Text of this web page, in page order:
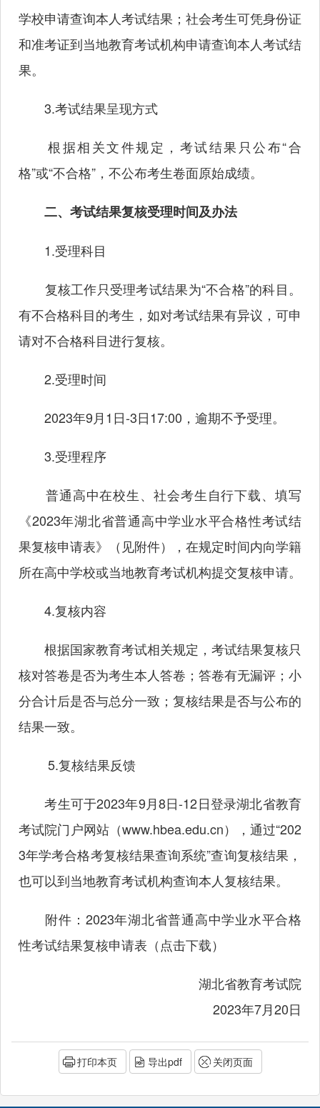
学校申请查询本人考试结果；社会考生可凭身份证
和准考证到当地教育考试机构申请查询本人考试结
果。
3.考试结果呈现方式
根据相关文件规定，考试结果只公布“合
格”或“不合格”，不公布考生卷面原始成绩。
二、考试结果复核受理时间及办法
1.受理科目
复核工作只受理考试结果为“不合格”的科目。
有不合格科目的考生，如对考试结果有异议，可申
请对不合格科目进行复核。
2.受理时间
2023年9月1日-3日17:00，逾期不予受理。
3.受理程序
普通高中在校生、社会考生自行下载、填写
《2023年湖北省普通高中学业水平合格性考试结
果复核申请表》（见附件），在规定时间内向学籍
所在高中学校或当地教育考试机构提交复核申请。
4.复核内容
根据国家教育考试相关规定，考试结果复核只
核对答卷是否为考生本人答卷；答卷有无漏评；小
分合计后是否与总分一致；复核结果是否与公布的
结果一致。
5.复核结果反馈
考生可于2023年9月8日-12日登录湖北省教育
考试院门户网站（www.hbea.edu.cn），通过“202
3年学考合格考复核结果查询系统”查询复核结果，
也可以到当地教育考试机构查询本人复核结果。
附件：2023年湖北省普通高中学业水平合格
性考试结果复核申请表 （点击下载）
湖北省教育考试院
2023年7月20日
打印本页 导出pdf 关闭页面